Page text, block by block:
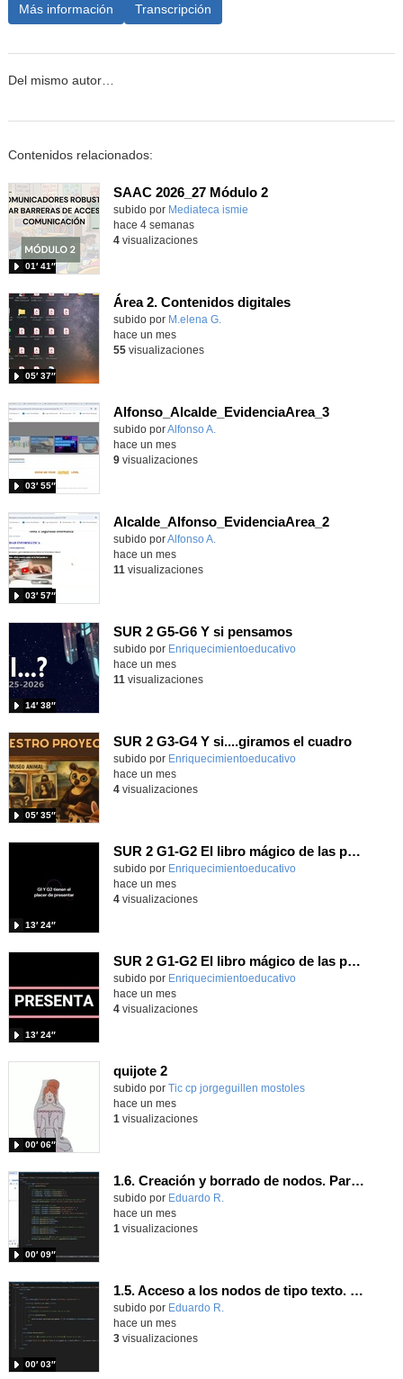
Más información Transcripción
Del mismo autor…
Contenidos relacionados:
SAAC 2026_27 Módulo 2
subido por Mediateca ismie
01′ 41″
hace 4 semanas
4visualizaciones
Área 2. Contenidos digitales
Contenido educativo.
subido por M.elena G.
05′ 37″
hace un mes
55visualizaciones
Alfonso_Alcalde_EvidenciaArea_3
Contenido educativo.
subido porAlfonso A.
03′ 55″
hace un mes
9visualizaciones
Alcalde_Alfonso_EvidenciaArea_2
Contenido educativo.
subido porAlfonso A.
03′ 57″
hace un mes
11 visualizaciones
SUR 2 G5-G6 Y si pensamos
Contenido educativo.
subido por Enriquecimientoeducativo
14′ 38″
-
hace un mes
11 visualizaciones
SUR 2 G3-G4 Y si....giramos el cuadro
Contenido educativo.
subido por Enriquecimientoeducativo
05′ 35″
-
hace un mes
4visualizaciones
SUR 2 G1-G2 El libro mágico de las preguntas imposibles.
Contenido educativo.
subido por Enriquecimientoeducativo
13′ 24″
-
hace un mes
4visualizaciones
SUR 2 G1-G2 El libro mágico de las preguntas imposibles.
Contenido educativo.
subido por Enriquecimientoeducativo
13′ 24″
-
hace un mes
4visualizaciones
quijote 2
subido por Tic cp jorgeguillen mostoles
00′ 06″
-
hace un mes
1 visualizaciones
1.6. Creación y borrado de nodos. Parte 2.
Contenido educativo.
subido por Eduardo R.
00′ 09″
hace un mes
1 visualizaciones
1.5. Acceso a los nodos de tipo texto. Parte 2.
Contenido educativo.
subido por Eduardo R.
00′ 03″
hace un mes
3visualizaciones